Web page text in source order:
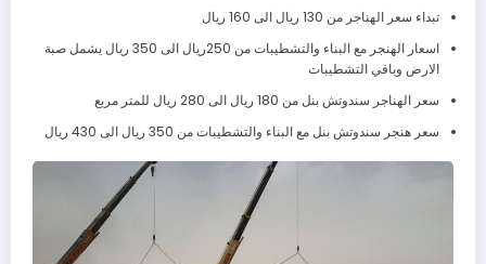
تبداء سعر الهناجر من 130 ريال الى 160 ريال
اسعار الهنجر مع البناء والتشطيبات من 250ريال الى 350 ريال يشمل صبة
الارض وباقي التشطيبات
سعر الهناجر سندوتش بنل من 180 ريال الى 280 ريال للمتر مربع
سعر هنجر سندوتش بنل مع البناء والتشطيبات من 350 ريال الى 430 ريال